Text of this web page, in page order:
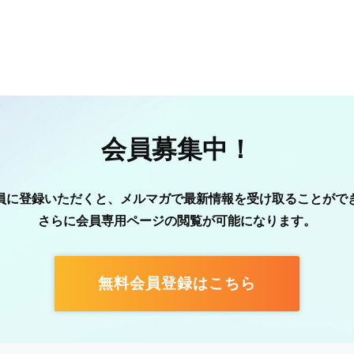
会員募集中！
に登録いただくと、メルマガで最新情報を受け取ることがで
さらに会員専用ページの閲覧が可能になります。
無料会員登録はこちら